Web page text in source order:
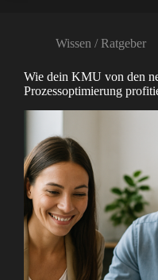
Wissen / Ratgeber
Wie dein KMU von den
Prozessoptimierung